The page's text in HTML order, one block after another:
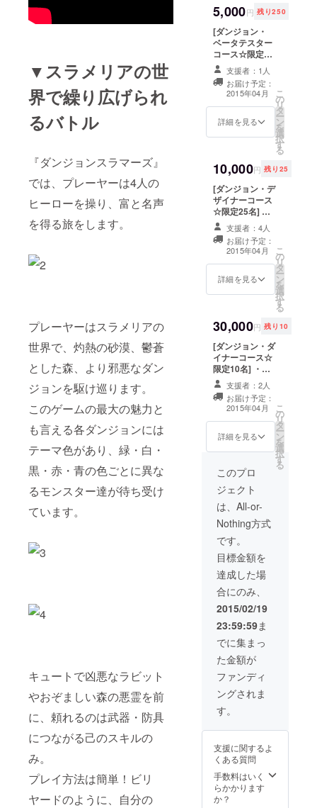
▼スラメリアの世
界で繰り広げられ
るバトル
『ダンジョンスラマーズ』
では、プレーヤーは4人の
ヒーローを操り、富と名声
を得る旅をします。
プレーヤーはスラメリアの
世界で、灼熱の砂漠、鬱蒼
とした森、より邪悪なダン
ジョンを駆け巡ります。
このゲームの最大の魅力と
も言える各ダンジョンには
テーマ色があり、緑・白・
黒・赤・青の色ごとに異な
るモンスター達が待ち受け
ています。
キュートで凶悪なラビット
やおぞましい森の悪霊を前
に、頼れるのは武器・防具
につながる己のスキルの
み。
プレイ方法は簡単！ビリ
ヤードのように、自分の
5,000円 残り250
[ダンジョン・
ベータテスター
コース☆限定
250名] ・クレ
ジットにお名前
掲載 ・ゲーム内
で使える魔法石
を毎月1回（永
久） ・BGM全6
ン全6曲もダウン
ロード可 ・ベー
タ版テストに参
加、さらに私た
ちへ直接コメン
トのフィード
バック可
(※2015年1月現
在はiOSのみ。
ベータ版公開は
2015年3月予定)
支援者：1人
お届け予定：
2015年04月
詳細を見る
こ
の
リ
タ
ー
ン
を
選
択
す
る
10,000円 残り25
[ダンジョン・デ
ザイナーコース
☆限定25名] ・
クレジットにお
名前掲載 ・ゲー
ム内で使える魔
法石を毎月1回
（永久） ・BGM
全6曲に加え、
ン全6曲もダウン
タ版テストに参
加、さらに私た
ちへ直接コメン
トのフィード
バック可
(※2015年1月現
在はiOSのみ。
ベータ版公開は
2015年3月予
ター1体の命名権
(※CAMPFIRE
了後、こちらか
らランダムに選
んだモンスター
の画像をお送り
します。)
支援者：4人
お届け予定：
2015年04月
詳細を見る
こ
の
リ
タ
ー
ン
を
選
択
す
る
30,000円 残り10
[ダンジョン・ダ
イナーコース☆
限定10名] ・ク
レジットにお名
前掲載 ・ゲーム
内で使える魔法
石を毎月1回（永
久） ・BGM全6
曲に加え、
ン全6曲もダウン
ロード可 ・ベー
タ版テストに参
加、さらに私た
ちへ直接コメン
トのフィード
バック可
(※2015年1月現
在はiOSのみ。
ベータ版公開は
2015年3月予
定。) ・モンス
ター1体の命名権
(※CAMPFIRE
了後、こちらか
らランダムに選
んだモンスター
の画像をお送り
します。) ・
CEO達との食事
会 (※ゲーム開
発者のブライア
ンとクリスとの
ディナーにご招
待します。詳し
くは本文をご覧
下さい。)
支援者：2人
お届け予定：
2015年04月
詳細を見る
こ
の
リ
タ
ー
ン
を
選
択
す
る
このプロ
ジェクト
は、All-or-
Nothing方式
です。
目標金額を
達成した場
合にのみ、
2015/02/19
23:59:59ま
でに集まっ
た金額が
ファンディ
ングされま
す。
支援に関するよ
くある質問
手数料はいく
らかかります
か？